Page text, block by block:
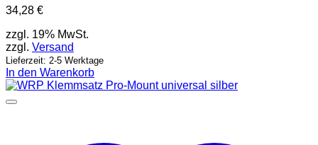
34,28 €
zzgl. 19% MwSt.
zzgl. Versand
Lieferzeit: 2-5 Werktage
In den Warenkorb